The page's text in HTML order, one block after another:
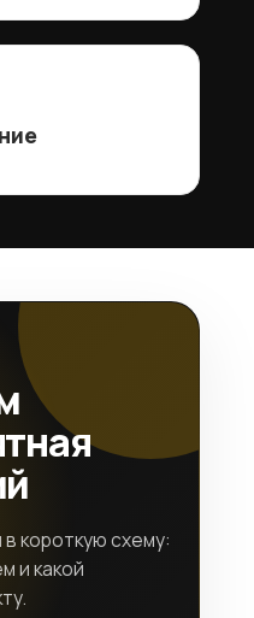
короткую схему:
и какой